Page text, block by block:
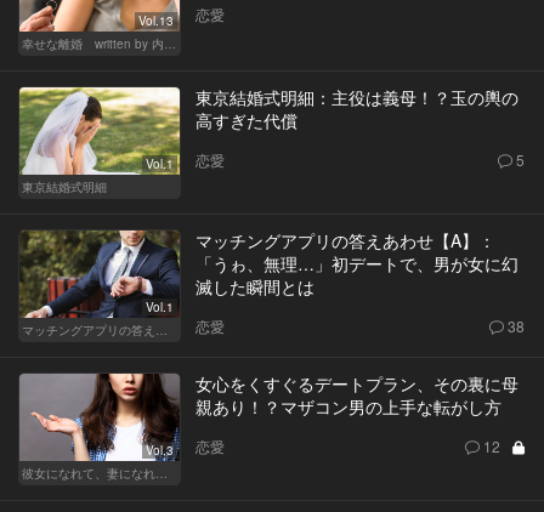
Vol.13
恋愛
Vol.1
東京結婚式明細
東京結婚式明細：主役は義母！？玉の輿の
高すぎた代償
恋愛 5
Vol.1
マッチングアプリの答えあわせ【A】：
「うゎ、無理…」初デートで、男が女に幻
滅した瞬間とは
恋愛 38
Vol.3
女心をくすぐるデートプラン、その裏に母
親あり！？マザコン男の上手な転がし方
恋愛 12